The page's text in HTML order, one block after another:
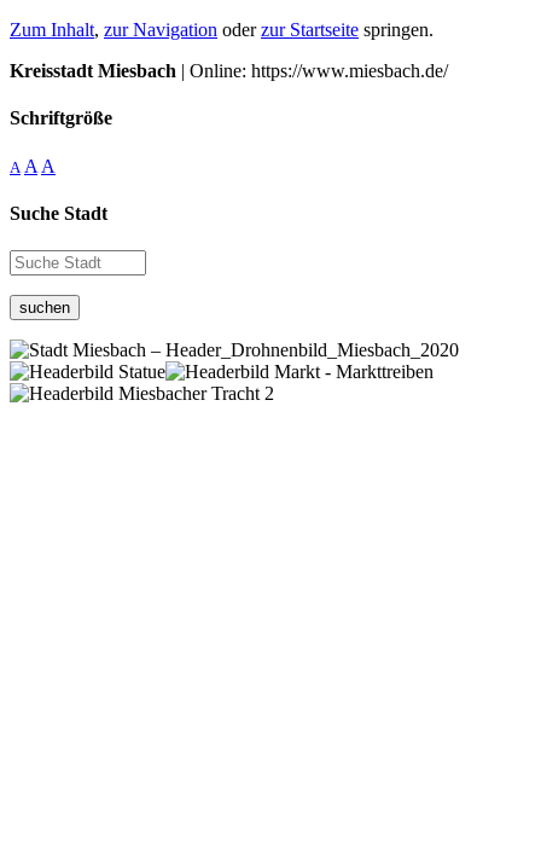
Zum Inhalt, zur Navigation oderzur Startseite springen.
Kreisstadt Miesbach | Online: https://www.miesbach.de/
Schriftgröße
A A A
Suche Stadt
suchen